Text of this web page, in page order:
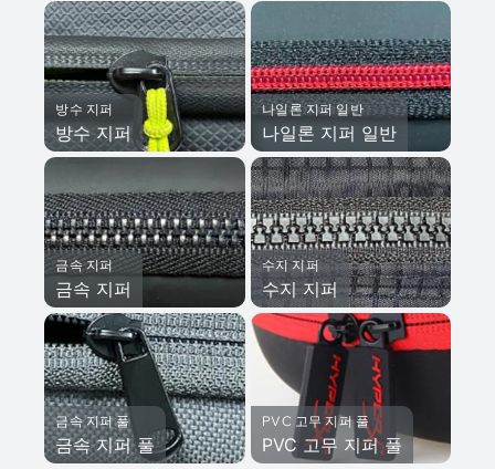
방수 지퍼
방수 지퍼
나일론 지퍼 일반
나일론 지퍼 일반
금속 지퍼
금속 지퍼
수지 지퍼
수지 지퍼
금속 지퍼 풀
금속 지퍼 풀
PVC 고무 지퍼 풀
PVC 고무 지퍼 풀